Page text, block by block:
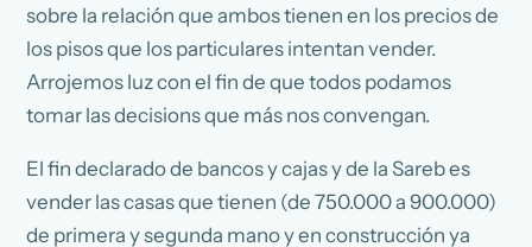
sobre la relación que ambos tienen en los precios de
los pisos que los particulares intentan vender.
Arrojemos luz con el fin de que todos podamos
tomar las decisions que más nos convengan.
El fin declarado de bancos y cajas y de la Sareb es
vender las casas que tienen (de 750.000 a 900.000)
de primera y segunda mano y en construcción ya